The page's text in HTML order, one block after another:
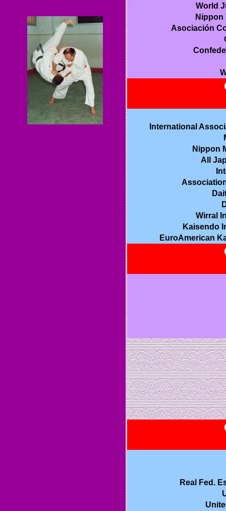
World
Nippon
Asociación
International
Nippon
All
Wirral
Kaisendo
EuroAmerican
Real Fed.